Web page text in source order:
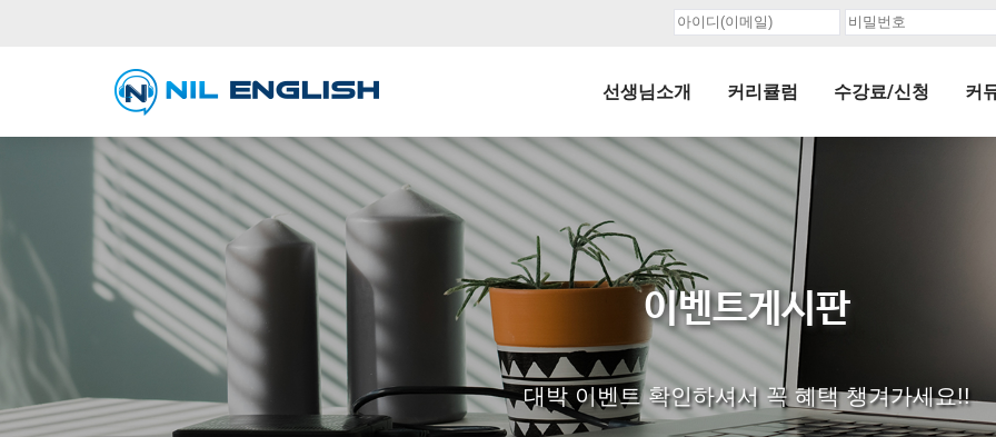
선생님소개 커리큘럼 수강료/신청 커
이벤트게시판
대박 이벤트 확인하셔서 꼭 혜택 챙겨가세요!!